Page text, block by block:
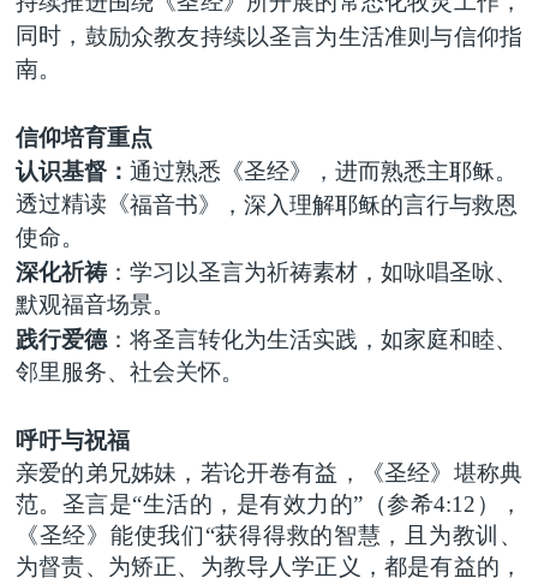
同时， 鼓励众教友持续以圣言为生活准则与信仰指
南。
信仰培育重点
认识基督： 通过熟悉《圣经》，进而熟悉主耶稣。
透过精读《福音书》 ，深入理解耶稣的言行与救恩
使命。
深化祈祷 ：学习以圣言为祈祷素材，如咏唱圣咏、
默观福音场景。
践行爱德：将圣言转化为生活实践 ，如家庭和睦、
邻里服务、社会关怀。
呼吁与祝福
亲爱的弟兄姊妹， 若论开卷有益，《圣经》堪称典
范。 圣言是“生活的，是有效力的” （参希4:12）
，
《圣经》能使我们“获得得救的智慧，且为教训、
为督责、为矫正、为教导人学正义，都是有益的，